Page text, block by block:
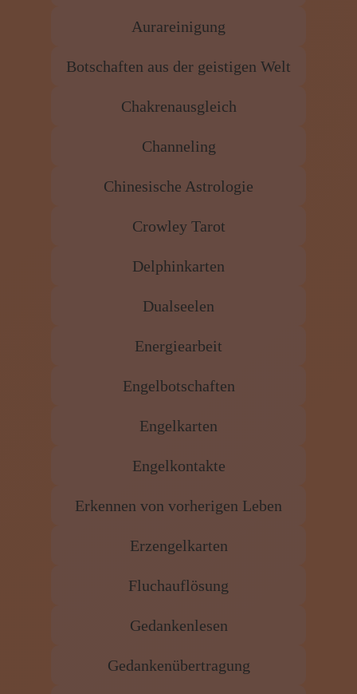
Aurareinigung
Botschaften aus der geistigen Welt
Chakrenausgleich
Channeling
Chinesische Astrologie
Crowley Tarot
Delphinkarten
Dualseelen
Energiearbeit
Engelbotschaften
Engelkarten
Engelkontakte
Erkennen von vorherigen Leben
Erzengelkarten
Fluchauflösung
Gedankenlesen
Gedankenübertragung